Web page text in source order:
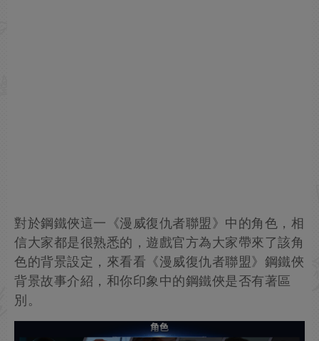
對於鋼鐵俠這一《漫威復仇者聯盟》中的角色，相
信大家都是很熟悉的，遊戲官方為大家帶來了該角
色的背景設定，來看看《漫威復仇者聯盟》鋼鐵俠
背景故事介紹，和你印象中的鋼鐵俠是否有著區
別。